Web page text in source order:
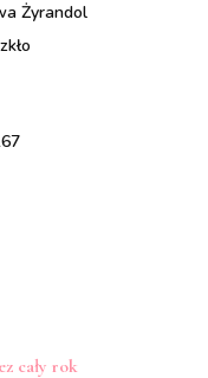
Żyrandol
cały rok